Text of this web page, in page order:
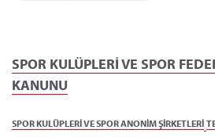
SPOR KULÜPLERİ VE SPOR
KANUNU
SPOR KULÜPLERİ VE SPOR ANONİM ŞİRKETLERİ